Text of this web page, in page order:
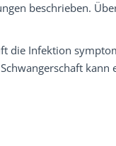
beschrieben.
die Infektion
kann